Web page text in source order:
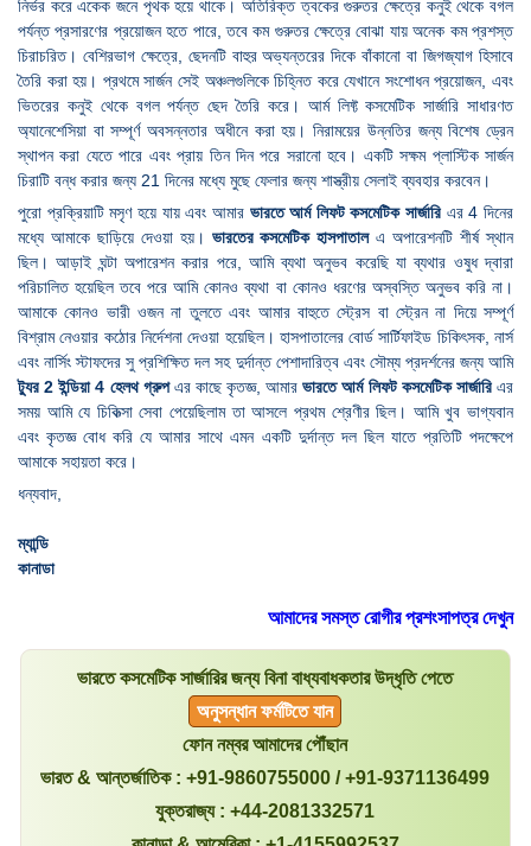
নির্ভর করে একেক জনে পৃথক হয়ে থাকে। অতিরিক্ত ত্বকের গুরুতর ক্ষেত্রে কনুই থেকে বগল
পর্যন্ত প্রসারণের প্রয়োজন হতে পারে, তবে কম গুরুতর ক্ষেত্রে বোঝা যায় অনেক কম প্রশস্ত
চিরাচরিত। বেশিরভাগ ক্ষেত্রে, ছেদনটি বাহুর অভ্যন্তরের দিকে বাঁকানো বা জিগজ্যাগ হিসাবে
তৈরি করা হয়। প্রথমে সার্জন সেই অঞ্চলগুলিকে চিহ্নিত করে যেখানে সংশোধন প্রয়োজন, এবং
ভিতরের কনুই থেকে বগল পর্যন্ত ছেদ তৈরি করে। আর্ম লিফ্ট কসমেটিক সার্জারি সাধারণত
অ্যানেশেসিয়া বা সম্পূর্ণ অবসন্নতার অধীনে করা হয়। নিরাময়ের উন্নতির জন্য বিশেষ ড্রেন
স্থাপন করা যেতে পারে এবং প্রায় তিন দিন পরে সরানো হবে। একটি সক্ষম প্লাস্টিক সার্জন
চিরাটি বন্ধ করার জন্য 21 দিনের মধ্যে মুছে ফেলার জন্য শাস্ত্রীয় সেলাই ব্যবহার করবেন।
পুরো প্রক্রিয়াটি মসৃণ হয়ে যায় এবং আমার ভারতে আর্ম লিফট কসমেটিক সার্জারি এর 4 দিনের
মধ্যে আমাকে ছাড়িয়ে দেওয়া হয়। ভারতের কসমেটিক হাসপাতালএ অপারেশনটি শীর্ষ স্থান
ছিল। আড়াই ঘন্টা অপারেশন করার পরে, আমি ব্যথা অনুভব করেছি যা ব্যথার ওষুধ দ্বারা
পরিচালিত হয়েছিল তবে পরে আমি কোনও ব্যথা বা কোনও ধরণের অস্বস্তি অনুভব করি না।
আমাকে কোনও ভারী ওজন না তুলতে এবং আমার বাহুতে স্ট্রেস বা স্ট্রেন না দিয়ে সম্পূর্ণ
বিশ্রাম নেওয়ার কঠোর নির্দেশনা দেওয়া হয়েছিল। হাসপাতালের বোর্ড সার্টিফাইড চিকিৎসক, নার্স
এবং নার্সিং স্টাফদের সু প্রশিক্ষিত দল সহ দুর্দান্ত পেশাদারিত্ব এবং সৌম্য প্রদর্শনের জন্য আমি
ট্যুর 2 ইন্ডিয়া 4 হেলথ গ্রুপএর কাছে কৃতজ্ঞ, আমারভারতে আর্ম লিফট কসমেটিক সার্জারিএর
সময় আমি যে চিকিত্সা সেবা পেয়েছিলাম তা আসলে প্রথম শ্রেণীর ছিল। আমি খুব ভাগ্যবান
এবং কৃতজ্ঞ বোধ করি যে আমার সাথে এমন একটি দুর্দান্ত দল ছিল যাতে প্রতিটি পদক্ষেপে
আমাকে সহায়তা করে।
ধন্যবাদ,
ম্যান্ডি
কানাডা
আমাদের সমস্ত রোগীর প্রশংসাপত্র দেখুন
ভারতে কসমেটিক সার্জারির জন্য বিনা বাধ্যবাধকতার উদ্ধৃতি পেতে
অনুসন্ধান ফর্মটিতে যান
ফোন নম্বর আমাদের পৌঁছান
ভারত & আন্তর্জাতিক : +91-9860755000 / +91-9371136499
যুক্তরাজ্য : +44-2081332571